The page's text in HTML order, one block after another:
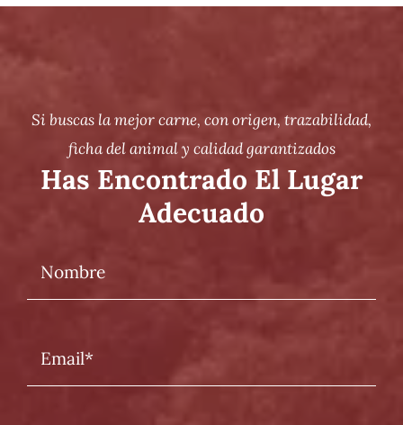
Si buscas la mejor carne, con origen, trazabilidad,
ficha del animal y calidad garantizados
Has Encontrado El Lugar
Adecuado